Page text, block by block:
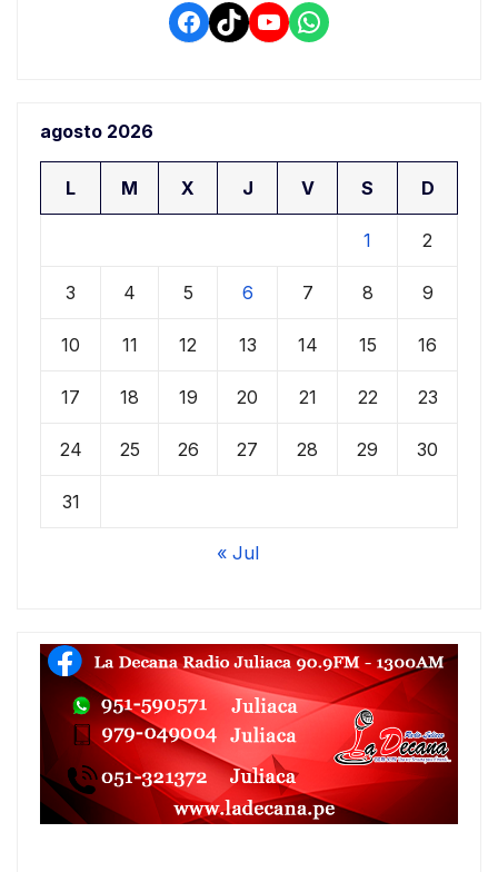
Facebook
TikTokYouTube
WhatsApp
agosto 2026
L M X J V S D
1 2
3 4 5 6 7 8 9
10 11 12 13 14 15 16
17 18 19 20 21 22 23
24 25 26 27 28 29 30
31
« Jul